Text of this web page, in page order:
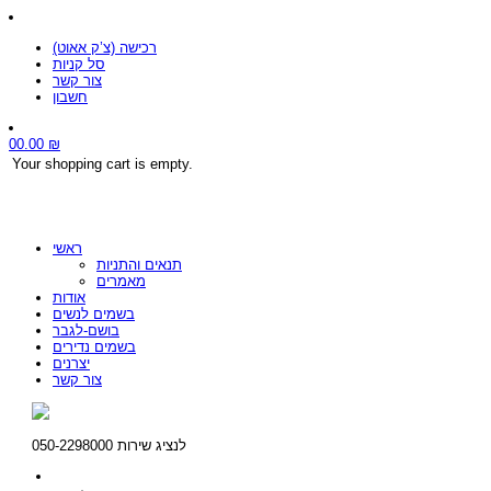
רכישה (צ’ק אאוט)
סל קניות
צור קשר
חשבון
00.00 ₪
Your shopping cart is empty.
ראשי
תנאים והתניות
מאמרים
אודות
בשמים לנשים
בושם-לגבר
בשמים נדירים
יצרנים
צור קשר
לנציג שירות 050-2298000